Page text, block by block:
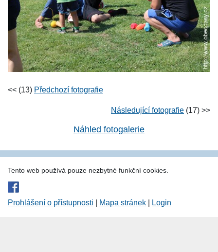
<< (13) Předchozí fotografie
Následující fotografie (17) >>
Náhled fotogalerie
Tento web používá pouze nezbytné funkční cookies.
Prohlášení o přístupnosti Mapa stránek Login